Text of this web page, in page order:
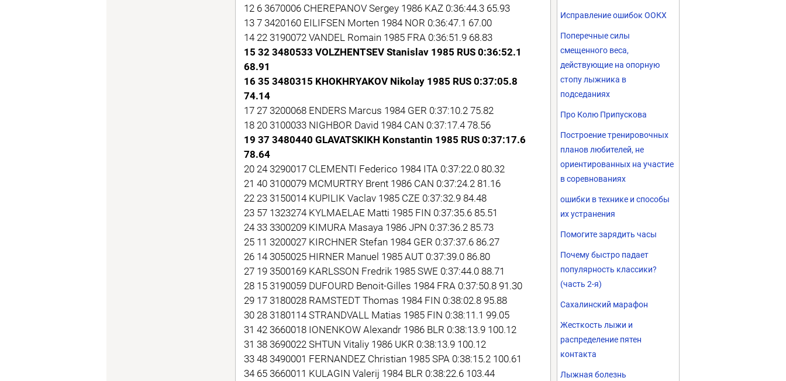
12 6 3670006 CHEREPANOV Sergey 1986 KAZ 0:36:44.3 65.93
13 7 3420160 EILIFSEN Morten 1984 NOR 0:36:47.1 67.00
14 22 3190072 VANDEL Romain 1985 FRA 0:36:51.9 68.83
15 32 3480533 VOLZHENTSEV Stanislav 1985 RUS 0:36:52.1
68.91
16 35 3480315 KHOKHRYAKOV Nikolay 1985 RUS 0:37:05.8
74.14
17 27 3200068 ENDERS Marcus 1984 GER 0:37:10.2 75.82
18 20 3100033 NIGHBOR David 1984 CAN 0:37:17.4 78.56
19 37 3480440 GLAVATSKIKH Konstantin 1985 RUS 0:37:17.6
78.64
20 24 3290017 CLEMENTI Federico 1984 ITA 0:37:22.0 80.32
21 40 3100079 MCMURTRY Brent 1986 CAN 0:37:24.2 81.16
22 23 3150014 KUPILIK Vaclav 1985 CZE 0:37:32.9 84.48
23 57 1323274 KYLMAELAE Matti 1985 FIN 0:37:35.6 85.51
24 33 3300209 KIMURA Masaya 1986 JPN 0:37:36.2 85.73
25 11 3200027 KIRCHNER Stefan 1984 GER 0:37:37.6 86.27
26 14 3050025 HIRNER Manuel 1985 AUT 0:37:39.0 86.80
27 19 3500169 KARLSSON Fredrik 1985 SWE 0:37:44.0 88.71
28 15 3190059 DUFOURD Benoit-Gilles 1984 FRA 0:37:50.8 91.30
29 17 3180028 RAMSTEDT Thomas 1984 FIN 0:38:02.8 95.88
30 28 3180114 STRANDVALL Matias 1985 FIN 0:38:11.1 99.05
31 42 3660018 IONENKOW Alexandr 1986 BLR 0:38:13.9 100.12
31 38 3690022 SHTUN Vitaliy 1986 UKR 0:38:13.9 100.12
33 48 3490001 FERNANDEZ Christian 1985 SPA 0:38:15.2 100.61
34 65 3660011 KULAGIN Valerij 1984 BLR 0:38:22.6 103.44
Исправление ошибок ООКХ
Поперечные силы
смещенного веса,
действующие на опорную
стопу лыжника в
подседаниях
Про Колю Припускова
Построение тренировочных
планов любителей, не
ориентированных на участие
в соревнованиях
ошибки в технике и способы
их устранения
Помогите зарядить часы
Почему быстро падает
популярность классики?
(часть 2-я)
Сахалинский марафон
Жесткость лыжи и
распределение пятен
контакта
Лыжная болезнь